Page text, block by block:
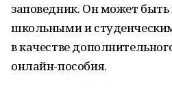
заповедник. Он может быть
школьными и
в качестве
онлайн-пособия.